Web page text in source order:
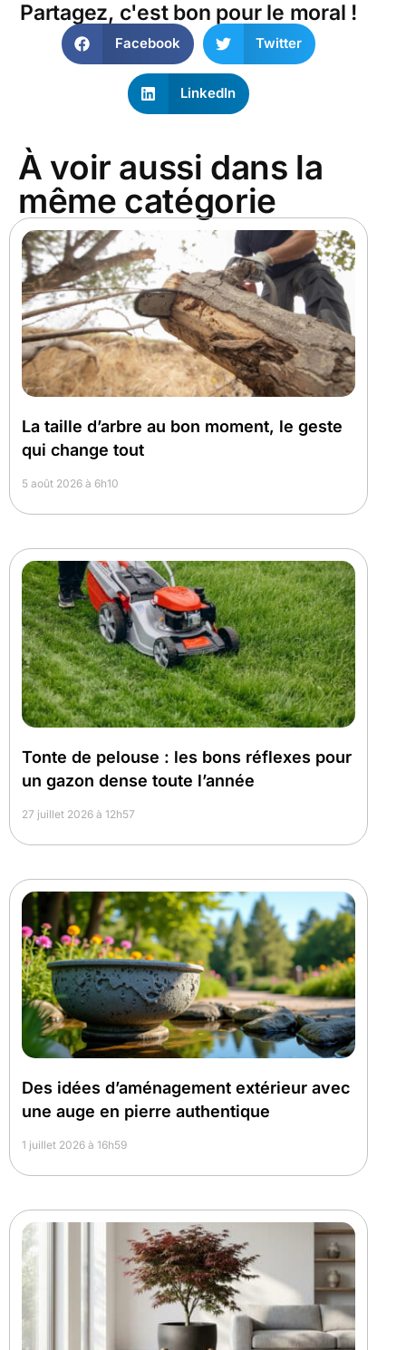
Partagez, c'est bon pour le moral !
Facebook Twitter
LinkedIn
À voir aussi dans la
même catégorie
La taille d’arbre au bon moment, le geste
qui change tout
5 août 2026 à 6h10
Tonte de pelouse : les bons réflexes pour
un gazon dense toute l’année
27 juillet 2026 à 12h57
Des idées d’aménagement extérieur avec
une auge en pierre authentique
1 juillet 2026 à 16h59